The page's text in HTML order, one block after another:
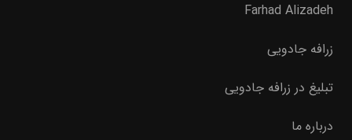
Farhad Alizadeh
زرافه جادویی
تبلیغ در زرافه جادویی
درباره ما